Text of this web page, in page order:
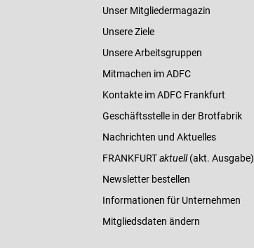
Unser Mitgliedermagazin
Unsere Ziele
Unsere Arbeitsgruppen
Mitmachen im ADFC
Kontakte im ADFC Frankfurt
Geschäftsstelle in der Brotfabrik
Nachrichten und Aktuelles
FRANKFURTaktuell(akt. Ausgabe)
Newsletter bestellen
Informationen für Unternehmen
Mitgliedsdaten ändern